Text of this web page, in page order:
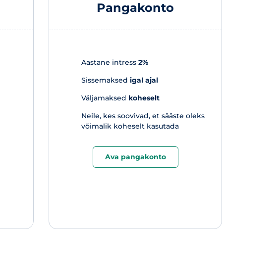
Pangakonto
Aastane intress 2%
Sissemaksed igal ajal
Väljamaksed koheselt
Neile, kes soovivad, et sääste oleks
võimalik koheselt kasutada
Ava pangakonto